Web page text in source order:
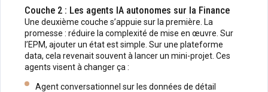
Couche 2 : Les agents IA autonomes sur la Finance
Une deuxième couche s’appuie sur la première. La
promesse : réduire la complexité de mise en œuvre. Sur
l’EPM, ajouter un état est simple. Sur une plateforme
data, cela revenait souvent à lancer un mini-projet. Ces
agents visent à changer ça :
Agent conversationnel sur les données de détail